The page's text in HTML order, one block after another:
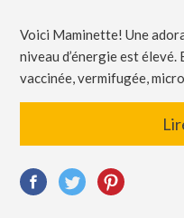
Voici Maminette! Une
niveau d’énergie est
vaccinée, vermifugée,